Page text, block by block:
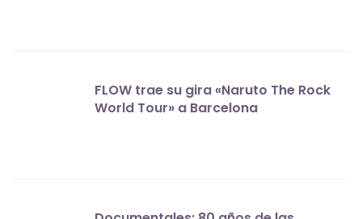
FLOW trae su gira «Naruto The Rock
World Tour» a Barcelona